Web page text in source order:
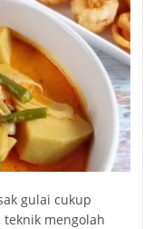
gulai cukup
mengolah